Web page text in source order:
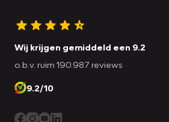
Wij krijgen gemiddeld een 9.2
o.b.v. ruim 190.987 reviews
9.2/10